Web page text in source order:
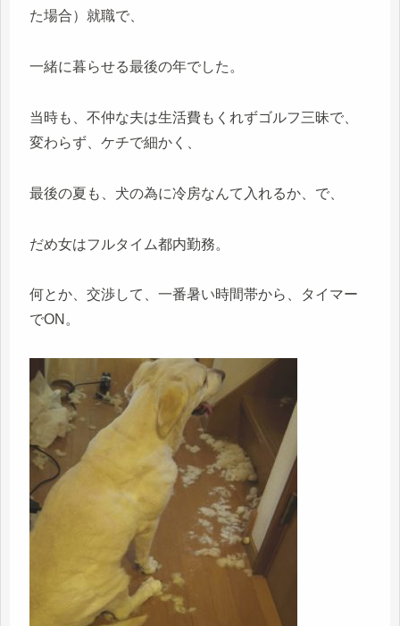
た場合）就職で、
一緒に暮らせる最後の年でした。
当時も、不仲な夫は生活費もくれずゴルフ三昧で、
変わらず、ケチで細かく、
最後の夏も、犬の為に冷房なんて入れるか、で、
だめ女はフルタイム都内勤務。
何とか、交渉して、一番暑い時間帯から、タイマー
でON。